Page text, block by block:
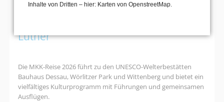
Kultur- und Naturerlebnisreise nach
Luther
Die MKK-Reise 2026 führt zu den UNESCO-Welterbestätten
Bauhaus Dessau, Wörlitzer Park und Wittenberg und bietet ein
vielfältiges Kulturprogramm mit Führungen und gemeinsamen
Ausflügen.
Inhalte von Dritten – hier: Karten von OpenstreetMap.